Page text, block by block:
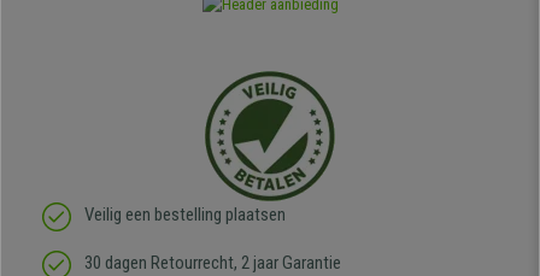
Veilig een bestelling plaatsen
30 dagen Retourrecht, 2 jaar Garantie